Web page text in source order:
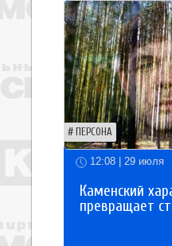
ПЕРСОНА
12:08 | 29 июля
Каменский
превращает